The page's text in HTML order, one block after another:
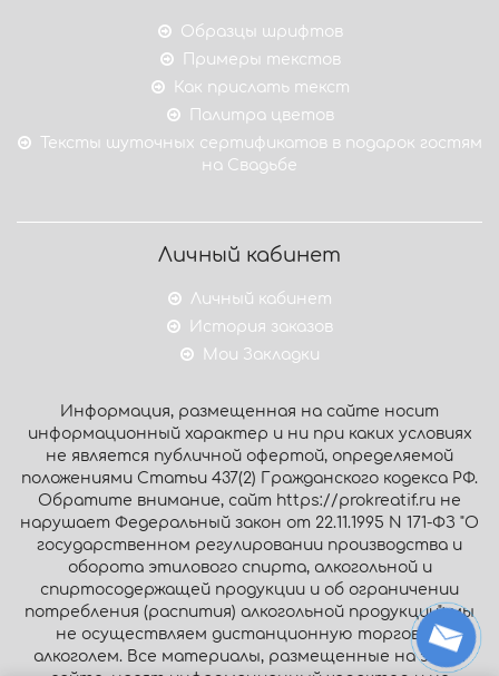
Образцы шрифтов
Примеры текстов
Как прислать текст
Палитра цветов
Тексты шуточных сертификатов в подарок гостям
на Свадьбе
Личный кабинет
Личный кабинет
История заказов
Мои Закладки
Информация, размещенная на сайте носит
информационный характер и ни при каких условиях
не является публичной офертой, определяемой
положениями Статьи 437(2) Гражданского кодекса РФ.
Обратите внимание, сайт https://prokreatif.ru не
нарушает Федеральный закон от 22.11.1995 N 171-ФЗ "О
государственном регулировании производства и
оборота этилового спирта, алкогольной и
спиртосодержащей продукции и об ограничении
потребления (распития) алкогольной продукции": мы
не осуществляем дистанционную торговлю
алкоголем. Все материалы, размещенные на этом